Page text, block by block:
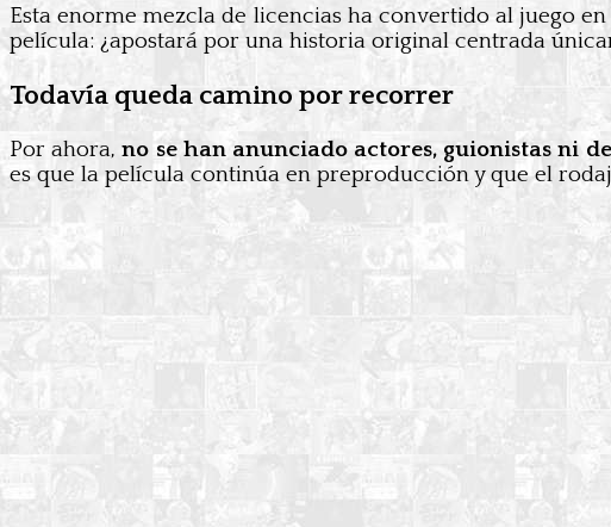
Esta enorme mezcla de licencias ha convertido al juego
película: ¿apostará por una historia original centrada
Todavía queda camino por recorrer
Por ahora,no se han anunciado actores, guionistas ni
es que la película continúa en preproducción y que el